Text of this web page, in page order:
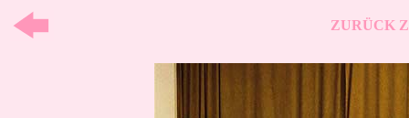
ZURÜCK